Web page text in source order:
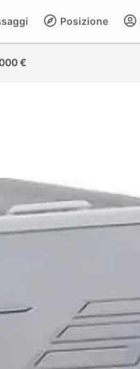
Posizione
€